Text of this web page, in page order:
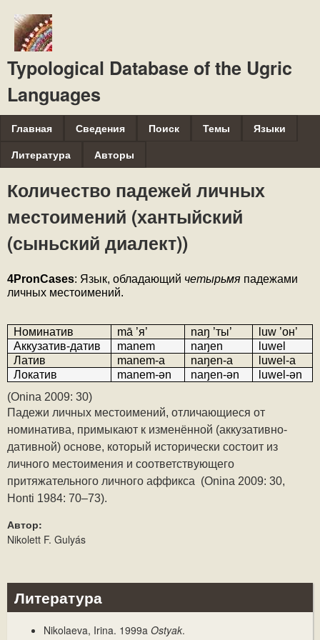
содержанию
Typological Database of the Ugric
Languages
M
a
i
n
m
e
n
u
Главная Сведения Поиск Темы
Языки
Литература
Авторы
Количество падежей личных
местоимений (хантыйский
(сыньский диалект))
4PronCases: Язык, обладающий четырьмя падежами
личных местоимений.
Номинатив mā ’я’ naŋ ’ты’
luw ’он’
Аккузатив-датив
manem naŋen
luwel
Латив
manem-a naŋen-a
luwel-a
Локатив
manem-ǝn naŋen-ǝn
luwel-ǝn
(Onina 2009: 30)
Падежи личных местоимений, отличающиеся от
номинатива, примыкают к изменённой (аккузативно-
дативной) основе, который исторически состоит из
личного местоимения и соответствующего
притяжательного личного аффикса  (Onina 2009: 30,
Honti 1984: 70–73).
Автор:
Nikolett F. Gulyás
Литература
Nikolaeva, Irina. 1999a Ostyak.